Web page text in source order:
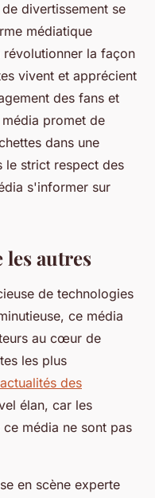
divertissement se
médiatique
la façon
vivent et apprécient
des fans et
promet de
dans une
le strict respect des
s'informer sur
les autres
de technologies
ce média
au cœur de
les plus
actualités des
élan, car les
média ne sont pas
en scène experte